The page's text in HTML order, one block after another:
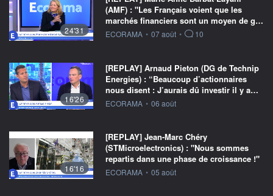
24'31
(AMF) : "Les Français voient que les
marchés financiers sont un moyen de g…
information fournie par
ECORAMA • 07 août • 10
16'26
[REPLAY] Arnaud Pieton (DG de Technip
Energies) : “Beaucoup d’actionnaires
nous disent : J’aurais dû investir il y a…
information fournie par
ECORAMA • 06 août
16'16
[REPLAY] Jean-Marc Chéry
(STMicroelectronics) : "Nous sommes
repartis dans une phase de croissance !"
information fournie par
ECORAMA • 05 août